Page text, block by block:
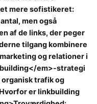
mere sofistikeret:
men også
af de links, der peger
tilgang kombinere
og relationer i
em>-strategi
trafik og
er linkbuilding